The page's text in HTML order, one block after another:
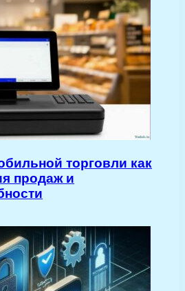
торговли как
продаж и